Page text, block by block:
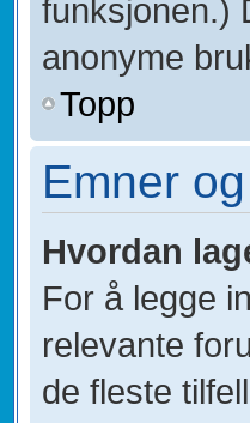
funksjonen.)
anonyme
Topp
Emner
Hvordan
For å legge
relevante
de fleste